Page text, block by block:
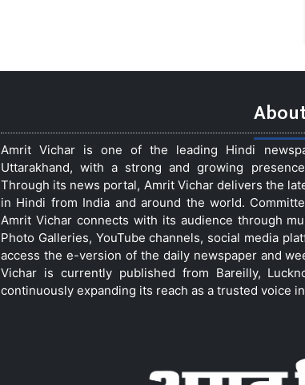
Amrit Vichar is one of the leading Hindi
Uttarakhand, with a strong and growing
Through its news portal, Amrit Vichar delivers the
in Hindi from India and around the world.
Amrit Vichar connects with its audience through
Photo Galleries, YouTube channels, social media
access the e-version of the daily newspaper and
Vichar is currently published from Bareilly,
continuously expanding its reach as a trusted voice